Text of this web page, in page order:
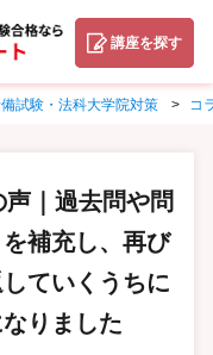
講座を探す
試験・法科大学院対策 コ
｜過去問や問
補充し、再び
ていくうちに
りました